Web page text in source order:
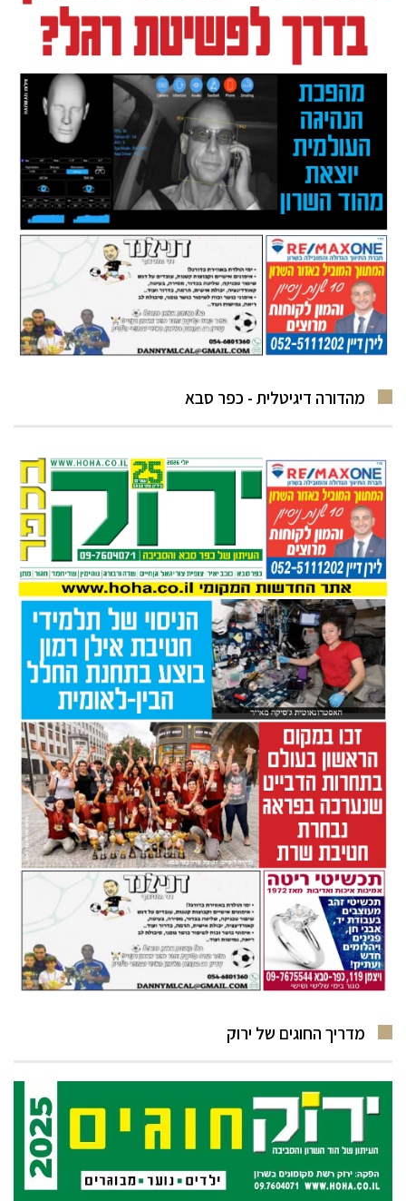
מהדורה דיגיטלית - כפר סבא
מדריך החוגים של ירוק